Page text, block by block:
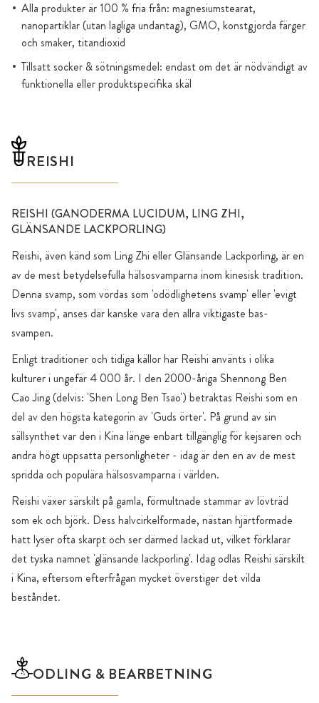
Alla produkter är 100 % fria från: magnesiumstearat,
nanopartiklar (utan lagliga undantag), GMO, konstgjorda färger
och smaker, titandioxid
Tillsatt socker & sötningsmedel: endast om det är nödvändigt av
funktionella eller produktspecifika skäl
REISHI
REISHI (GANODERMA LUCIDUM, LING ZHI,
GLÄNSANDE LACKPORLING)
Reishi, även känd som Ling Zhi eller Glänsande Lackporling, är en
av de mest betydelsefulla hälsosvamparna inom kinesisk tradition.
Denna svamp, som vördas som 'odödlighetens svamp' eller 'evigt
livs svamp', anses där kanske vara den allra viktigaste bas-
svampen.
Enligt traditioner och tidiga källor har Reishi använts i olika
kulturer i ungefär 4 000 år. I den 2000-åriga Shennong Ben
Cao Jing (delvis: 'Shen Long Ben Tsao') betraktas Reishi som en
del av den högsta kategorin av 'Guds örter'. På grund av sin
sällsynthet var den i Kina länge enbart tillgänglig för kejsaren och
andra högt uppsatta personligheter - idag är den en av de mest
spridda och populära hälsosvamparna i världen.
Reishi växer särskilt på gamla, förmultnade stammar av lövträd
som ek och björk. Dess halvcirkelformade, nästan hjärtformade
hatt lyser ofta skarpt och ser därmed lackad ut, vilket förklarar
det tyska namnet 'glänsande lackporling'. Idag odlas Reishi särskilt
i Kina, eftersom efterfrågan mycket överstiger det vilda
beståndet.
ODLING & BEARBETNING